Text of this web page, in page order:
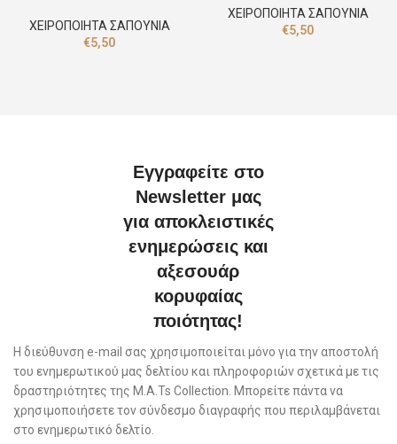
ΧΕΙΡΟΠΟΙΗΤΑ ΣΑΠΟΥΝΙΑ
€5,50
ΧΕΙΡΟΠΟΙΗΤΑ ΣΑΠΟΥΝΙΑ
€5,50
Εγγραφείτε στο
Newsletter μας
για αποκλειστικές
ενημερώσεις και
αξεσουάρ
κορυφαίας
ποιότητας!
Η διεύθυνση e-mail σας χρησιμοποιείται μόνο για την αποστολή
του ενημερωτικού μας δελτίου και πληροφοριών σχετικά με τις
δραστηριότητες της M.A.Ts Collection. Μπορείτε πάντα να
χρησιμοποιήσετε τον σύνδεσμο διαγραφής που περιλαμβάνεται
στο ενημερωτικό δελτίο.